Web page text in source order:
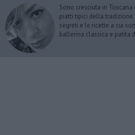
Sono cresciuta in
piatti tipici della
segreti e le ricette a cui
ballerina classica e patita